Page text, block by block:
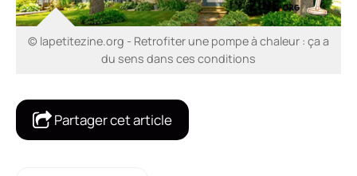
© lapetitezine.org - Retrofiter une pompe à chaleur : ça a
du sens dans ces conditions
Partager cet article